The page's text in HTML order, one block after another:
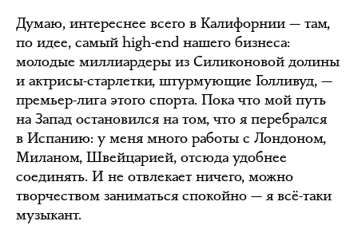
Думаю, интереснее всего в Калифорнии — там,
по идее, самый high-end нашего бизнеса:
молодые миллиардеры из Силиконовой долины
и актрисы-старлетки, штурмующие Голливуд, —
премьер-лига этого спорта. Пока что мой путь
на Запад остановился на том, что я перебрался
в Испанию: у меня много работы с Лондоном,
Миланом, Швейцарией, отсюда удобнее
соединять. И не отвлекает ничего, можно
творчеством заниматься спокойно — я всё-таки
музыкант.